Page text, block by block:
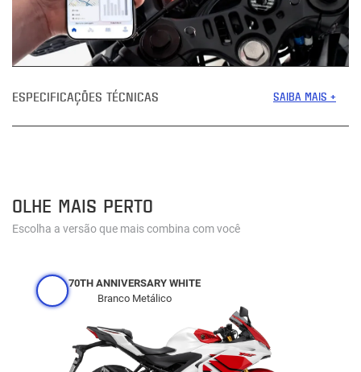
ESPECIFICAÇÕES TÉCNICAS SAIBA MAIS +
OLHE MAIS PERTO
Escolha a versão que mais combina com você
70TH ANNIVERSARY WHITE
Branco Metálico